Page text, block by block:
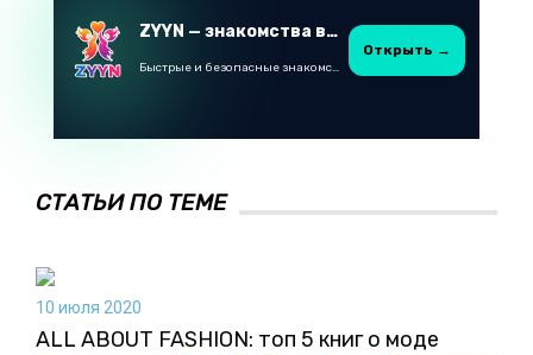
ZYYN — знакомства в Казахстане
Быстрые и безопасные знакомства в Telegram
Открыть →
СТАТЬИ ПО ТЕМЕ
10 июля 2020
ALL ABOUT FASHION: топ 5 книг о моде